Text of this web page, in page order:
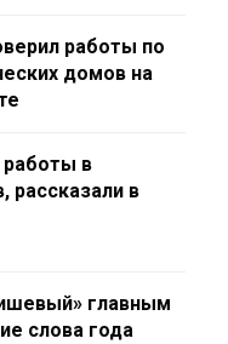
работы по
домов на
в
рассказали в
главным
слова года